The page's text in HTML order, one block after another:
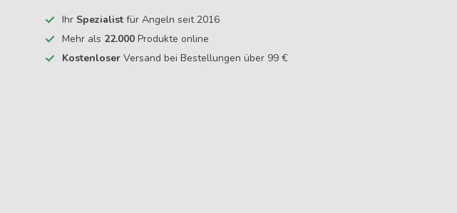
Ihr Spezialist für Angeln seit 2016
Mehr als 22.000 Produkte online
Kostenloser Versand bei Bestellungen über 99 €